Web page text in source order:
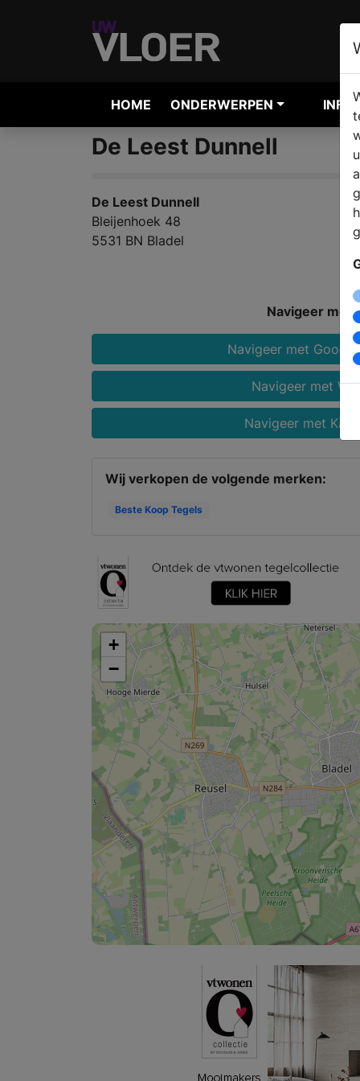
HOME ONDERWERPEN
De Leest Dunnell
De Leest Dunnell
Bleijenhoek 48
5531 BN Bladel
Navigeer met:
Navigeer met
Navigeer met
Navigeer met
Wij verkopen de volgende merken:
Beste Koop Tegels
+
−